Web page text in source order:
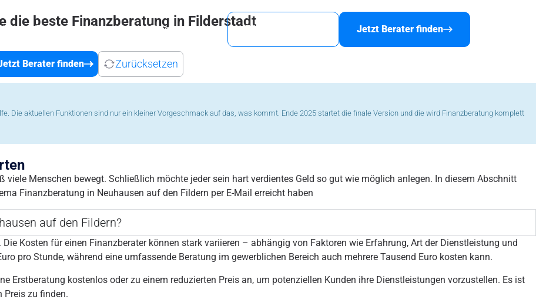
Berater Regionen Blog Für Finanzberater Jetzt Berater finden
die beste Finanzberatung in Filderstadt
Berater finden Zurücksetzen
Die aktuellen Funktionen sind nur ein kleiner Vorgeschmack auf das, was kommt. Ende 2025 startet die finale Version und die wird Finanzberatung komplett
viele Menschen bewegt. Schließlich möchte jeder sein hart verdientes Geld so gut wie möglich anlegen. In diesem Abschnitt
Finanzberatung in Neuhausen auf den Fildern per E-Mail erreicht haben
auf den Fildern?
Kosten für einen Finanzberater können stark variieren – abhängig von Faktoren wie Erfahrung, Art der Dienstleistung und
pro Stunde, während eine umfassende Beratung im gewerblichen Bereich auch mehrere Tausend Euro kosten kann.
Erstberatung kostenlos oder zu einem reduzierten Preis an, um potenziellen Kunden ihre Dienstleistungen vorzustellen. Es ist
Preis zu finden.